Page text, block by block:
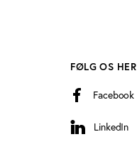
FØLG OS HER
Facebook
LinkedIn
LinkedIn